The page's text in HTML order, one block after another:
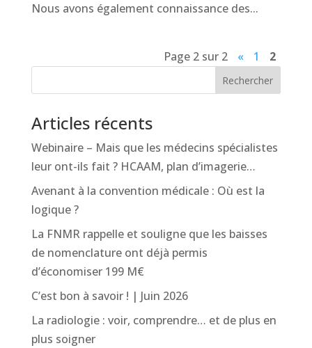
Nous avons également connaissance des...
Page 2 sur 2 « 1 2
Rechercher
Articles récents
Webinaire – Mais que les médecins spécialistes
leur ont-ils fait ? HCAAM, plan d’imagerie…
Avenant à la convention médicale : Où est la
logique ?
La FNMR rappelle et souligne que les baisses
de nomenclature ont déjà permis
d’économiser 199 M€
C’est bon à savoir ! | Juin 2026
La radiologie : voir, comprendre… et de plus en
plus soigner